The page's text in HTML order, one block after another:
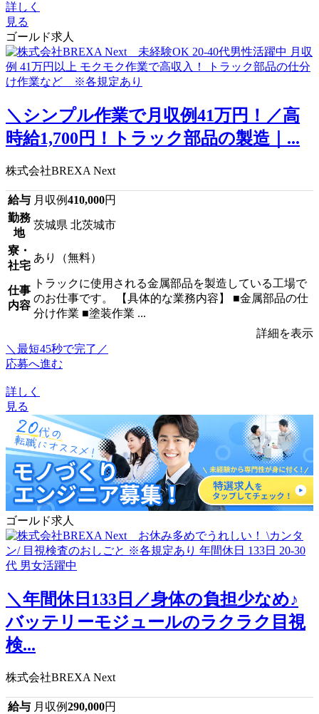
詳しく
見る
ゴールド求人
＼シンプル作業で月収例41万円！／高
時給1,700円！トラック部品の製造｜...
株式会社BREXA Next
給与 月収例410,000円
勤務
地
茨城県 北茨城市
寮・
社宅
あり（無料）
仕事
内容
トラックに使用される金属部品を製造している工場で
のお仕事です。 【具体的な業務内容】 ■金属部品の仕
分け作業 ■塗装作業 ...
詳細を表示
＼最短45秒で完了／
応募へ進む
詳しく
見る
ゴールド求人
＼年間休日133日／身体の負担少なめ♪
バッテリーモジュールのラクラク目視
検...
株式会社BREXA Next
給与 月収例290,000円